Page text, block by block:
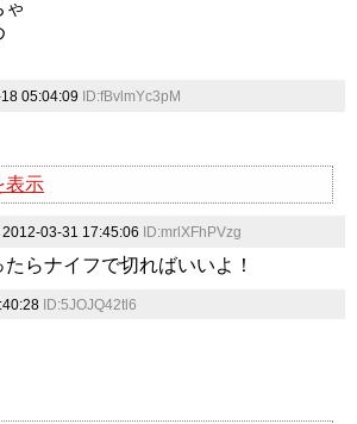
ゃ
05:04:09 ID:fBvlmYc3pM
表示
2012-03-31 17:45:06 ID:mrlXFhPVzg
らナイフで切ればいいよ！
ID:5JOJQ42tl6